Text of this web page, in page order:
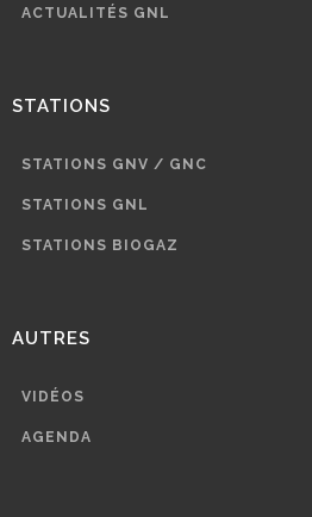
ACTUALITÉS GNL
STATIONS
STATIONS GNV / GNC
STATIONS GNL
STATIONS BIOGAZ
AUTRES
VIDÉOS
AGENDA